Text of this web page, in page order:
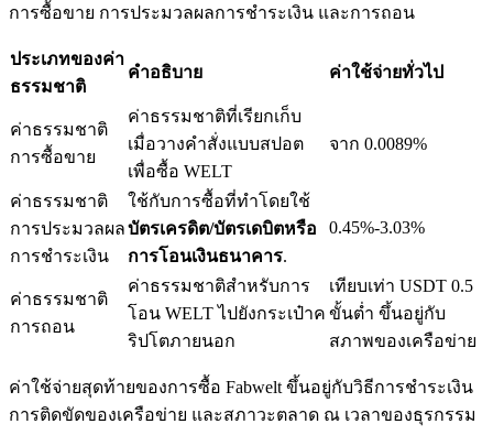
บริการยืมเงินที่ได้รับการสนับสนุนจาก Crypto
ลงทุนอัตโนมัติ
การซื้อขาย การประมวลผลการชำระเงิน และการถอน
ประเภทของค่า
ธรรมชาติ
คำอธิบาย ค่าใช้จ่ายทั่วไป
ค่าธรรมชาติ
การซื้อขาย
ค่าธรรมชาติที่เรียกเก็บ
เมื่อวางคำสั่งแบบสปอต
เพื่อซื้อ WELT
จาก 0.0089%
ค่าธรรมชาติ
การประมวลผล
การชำระเงิน
ใช้กับการซื้อที่ทำโดยใช้
บัตรเครดิต/บัตรเดบิตหรือ
การโอนเงินธนาคาร.
0.45%-3.03%
ค่าธรรมชาติ
การถอน
ค่าธรรมชาติสำหรับการ
โอน WELT ไปยังกระเป๋าค
ริปโตภายนอก
เทียบเท่า USDT 0.5
ขั้นต่ำ ขึ้นอยู่กับ
สภาพของเครือข่าย
ค่าใช้จ่ายสุดท้ายของการซื้อ Fabwelt ขึ้นอยู่กับวิธีการชำระเงิน
การติดขัดของเครือข่าย และสภาวะตลาด ณ เวลาของธุรกรรม